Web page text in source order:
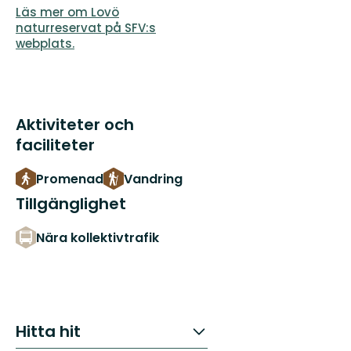
Läs mer om Lovö
naturreservat på SFV:s
webplats.
Aktiviteter och
faciliteter
Promenad Vandring
Tillgänglighet
Nära kollektivtrafik
Hitta hit